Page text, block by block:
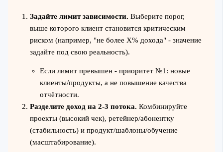
Задайте лимит зависимости. Выберите порог,
выше которого клиент становится критическим
риском (например, "не более X% дохода" - значение
задайте под свою реальность).
Если лимит превышен - приоритет №1: новые
клиенты/продукты, а не повышение качества
отчётности.
Разделите доход на 2-3 потока. Комбинируйте
проекты (высокий чек), ретейнер/абонентку
(стабильность) и продукт/шаблоны/обучение
(масштабирование).